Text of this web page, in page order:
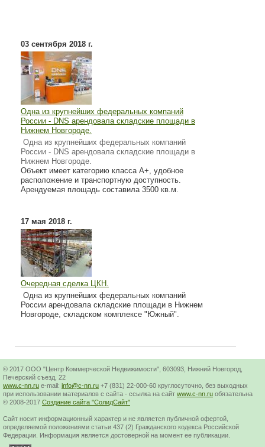
03 сентября 2018 г.
Одна из крупнейших федеральных компаний
России - DNS арендовала складские площади в
Нижнем Новгороде.
Одна из крупнейших федеральных компаний
России - DNS арендовала складские площади в
Нижнем Новгороде.
Объект имеет категорию класса А+, удобное
расположение и транспортную доступность.
Арендуемая площадь составила 3500 кв.м.
17 мая 2018 г.
Очередная сделка ЦКН.
Одна из крупнейших федеральных компаний
России арендовала складские площади в Нижнем
Новгороде, складском комплексе "Южный".
© 2017 ООО "Центр Коммерческой Недвижимости", 603093, Нижний Новгород,
Печерский съезд, 22
www.c-nn.ru e-mail: info@c-nn.ru +7 (831) 22-000-60 круглосуточно, без выходных
при использовании материалов с сайта - ссылка на сайт www.c-nn.ru обязательна
© 2008-2017 Создание сайта "СолидСайт"
Cайт носит информационный характер и не является публичной офертой,
определяемой положениями статьи 437 (2) Гражданского кодекса Российской
Федерации. Информация является достоверной на момент ее публикации.